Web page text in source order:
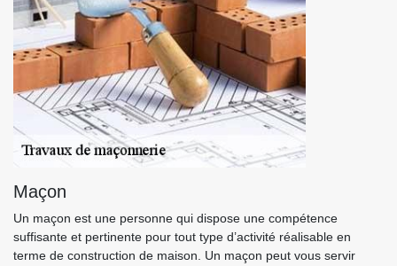
Maçon
Un maçon est une personne qui dispose une compétence
suffisante et pertinente pour tout type d’activité réalisable en
terme de construction de maison. Un maçon peut vous servir